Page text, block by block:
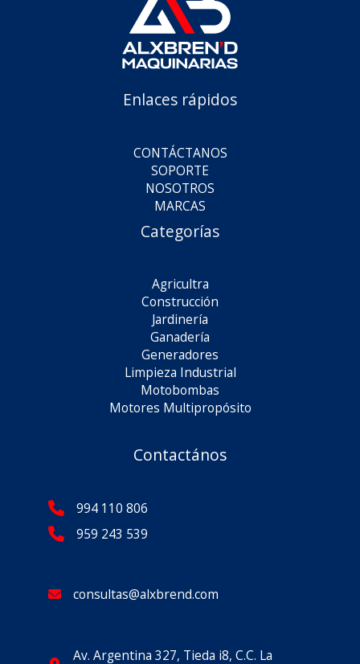
Enlaces rápidos
CONTÁCTANOS
SOPORTE
NOSOTROS
MARCAS
Categorías
Agricultra
Construcción
Jardinería
Ganadería
Generadores
Limpieza Industrial
Motobombas
Motores Multipropósito
Contactános
994 110 806
959 243 539
consultas@alxbrend.com
Av. Argentina 327, Tieda i8, C.C. La